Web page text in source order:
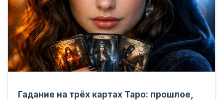
Гадание на трёх картах Таро: прошлое,